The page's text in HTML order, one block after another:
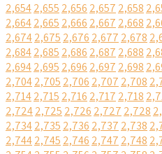
2,6542,655 2,656 2,657 2,658
2,6642,665 2,666 2,667 2,668
2,6742,675 2,676 2,677 2,678
2,6842,685 2,686 2,687 2,688
2,6942,695 2,696 2,697 2,698
2,7042,705 2,706 2,707 2,708
2,7142,715 2,716 2,717 2,718
2,7242,725 2,726 2,727 2,728
2,7342,735 2,736 2,737 2,738
2,7442,745 2,746 2,747 2,748